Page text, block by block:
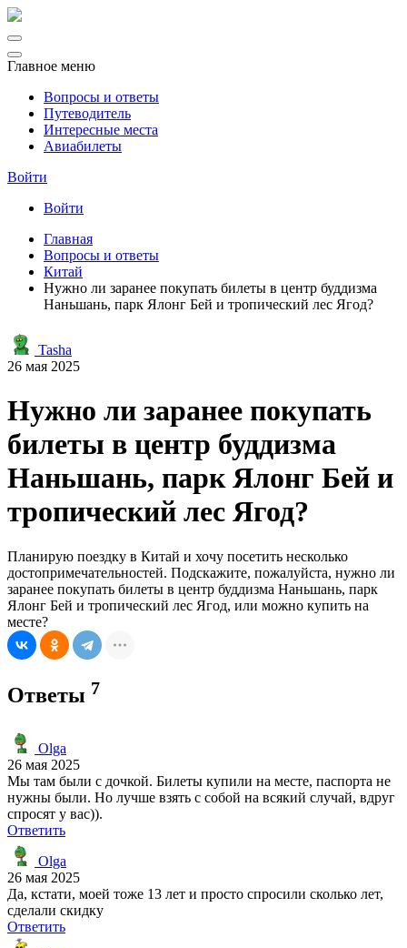
Главное меню
Вопросы и ответы
Путеводитель
Интересные места
Авиабилеты
Войти
Войти
Главная
Вопросы и ответы
Китай
Нужно ли заранее покупать билеты в центр буддизма
Наньшань, парк Ялонг Бей и тропический лес Ягод?
Tasha
26 мая 2025
Нужно ли заранее покупать
билеты в центр буддизма
Наньшань, парк Ялонг Бей и
тропический лес Ягод?
Планирую поездку в Китай и хочу посетить несколько
достопримечательностей. Подскажите, пожалуйста, нужно ли
заранее покупать билеты в центр буддизма Наньшань, парк
Ялонг Бей и тропический лес Ягод, или можно купить на
месте?
Ответы 7
Olga
26 мая 2025
Мы там были с дочкой. Билеты купили на месте, паспорта не
нужны были. Но лучше взять с собой на всякий случай, вдруг
спросят у вас)).
Ответить
Olga
26 мая 2025
Да, кстати, моей тоже 13 лет и просто спросили сколько лет,
сделали скидку
Ответить